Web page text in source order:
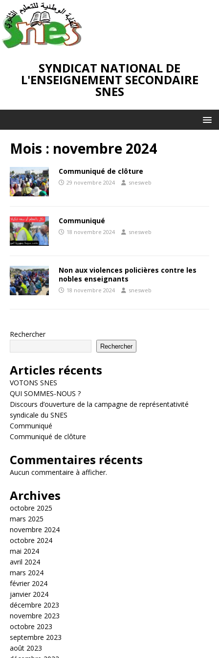
SYNDICAT NATIONAL DE
L'ENSEIGNEMENT SECONDAIRE
SNES
Mois : novembre 2024
Communiqué de clôture
29 novembre 2024 snesweb
Communiqué
18 novembre 2024 snesweb
Non aux violences policières contre les
nobles enseignants
18 novembre 2024 snesweb
Rechercher
Rechercher
Articles récents
VOTONS SNES
QUI SOMMES-NOUS ?
Discours d’ouverture de la campagne de représentativité
syndicale du SNES
Communiqué
Communiqué de clôture
Commentaires récents
Aucun commentaire à afficher.
Archives
octobre 2025
mars 2025
novembre 2024
octobre 2024
mai 2024
avril 2024
mars 2024
février 2024
janvier 2024
décembre 2023
novembre 2023
octobre 2023
septembre 2023
août 2023